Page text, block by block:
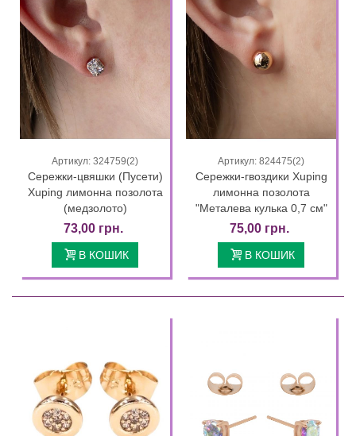
Артикул: 324759(2)
Сережки-цвяшки (Пусети)
Xuping лимонна позолота
(медзолото)
73,00 грн.
В КОШИК
Артикул: 824475(2)
Сережки-гвоздики Xuping
лимонна позолота
"Металева кулька 0,7 см"
75,00 грн.
В КОШИК